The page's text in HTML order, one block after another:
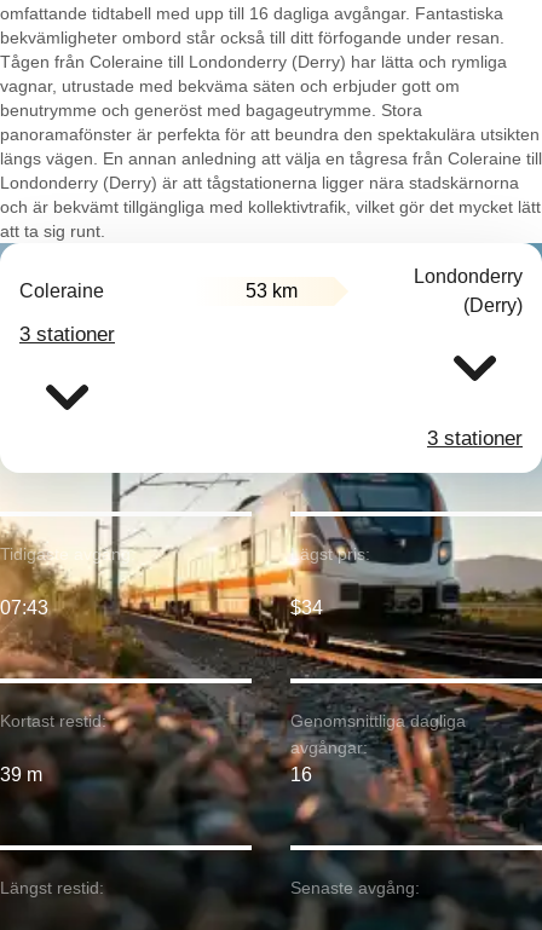
omfattande tidtabell med upp till 16 dagliga avgångar. Fantastiska
bekvämligheter ombord står också till ditt förfogande under resan.
Tågen från Coleraine till Londonderry (Derry) har lätta och rymliga
vagnar, utrustade med bekväma säten och erbjuder gott om
benutrymme och generöst med bagageutrymme. Stora
panoramafönster är perfekta för att beundra den spektakulära utsikten
längs vägen. En annan anledning att välja en tågresa från Coleraine till
Londonderry (Derry) är att tågstationerna ligger nära stadskärnorna
och är bekvämt tillgängliga med kollektivtrafik, vilket gör det mycket lätt
att ta sig runt.
Coleraine 53 km
Londonderry
(Derry)
3 stationer
3 stationer
Kortast restid:
39 m
Tidigaste avgång:
07:43
Längst restid:
Lägst pris:
$34
Genomsnittliga dagliga
avgångar:
16
Senaste avgång: